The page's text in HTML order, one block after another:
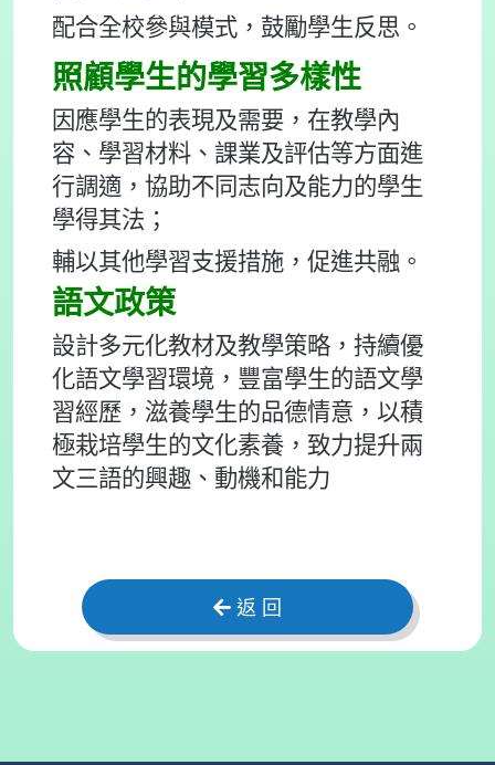
配合全校參與模式，鼓勵學生反思。
照顧學生的學習多樣性
因應學生的表現及需要，在教學內
容、學習材料、課業及評估等方面進
行調適，協助不同志向及能力的學生
學得其法；
輔以其他學習支援措施，促進共融。
語文政策
設計多元化教材及教學策略，持續優
化語文學習環境，豐富學生的語文學
習經歷，滋養學生的品德情意，以積
極栽培學生的文化素養，致力提升兩
文三語的興趣、動機和能力
返 回